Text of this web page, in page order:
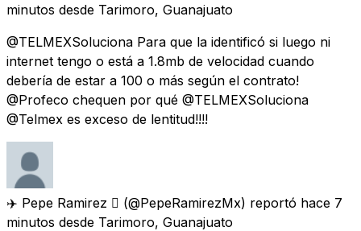
minutos desde Tarimoro, Guanajuato
@TELMEXSoluciona Para que la identificó si luego ni
internet tengo o está a 1.8mb de velocidad cuando
debería de estar a 100 o más según el contrato!
@Profeco chequen por qué @TELMEXSoluciona
@Telmex es exceso de lentitud!!!!
✈️ Pepe Ramirez  (@PepeRamirezMx) reportó hace 7
minutos desde Tarimoro, Guanajuato